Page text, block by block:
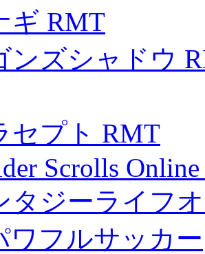
ギ RMT
ンズシャドウ
セプト RMT
Scrolls
タジーライフ
ワフルサッカー